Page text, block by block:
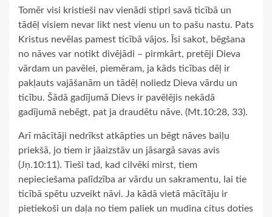
Tomēr visi kristieši nav vienādi stipri savā ticībā un
tādēļ visiem nevar likt nest vienu un to pašu nastu. Pats
Kristus nevēlas pamest ticībā vājos. Īsi sakot, bēgšana
no nāves var notikt divējādi – pirmkārt, pretēji Dieva
vārdam un pavēlei, piemēram, ja kāds ticības dēļ ir
pakļauts vajāšanām un tādēļ noliedz Dieva vārdu un
ticību. Šādā gadījumā Dievs ir pavēlējis nekādā
gadījumā nebēgt, pat ja draudētu nāve. (Mt.10:28, 33).
Arī mācītāji nedrīkst atkāpties un bēgt nāves baiļu
priekšā, jo tiem ir jāaizstāv un jāsargā savas avis
(Jņ.10:11). Tieši tad, kad cilvēki mirst, tiem
nepieciešama palīdzība ar vārdu un sakramentu, lai tie
ticībā spētu uzveikt nāvi. Ja kādā vietā mācītāju ir
pietiekoši un daļa no tiem paliek un mudina citus doties